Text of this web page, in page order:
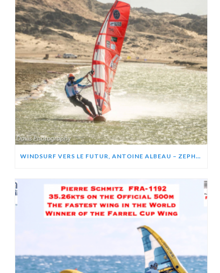
WINDSURF VERS LE FUTUR, ANTOINE ALBEAU – ZEPHIR PROJECT (VIDÉO)